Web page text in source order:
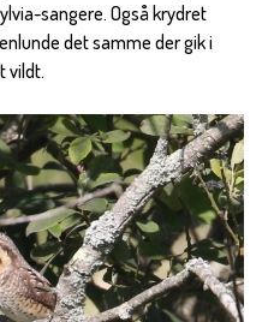
sangere. Også krydret
det samme der gik i
vildt.